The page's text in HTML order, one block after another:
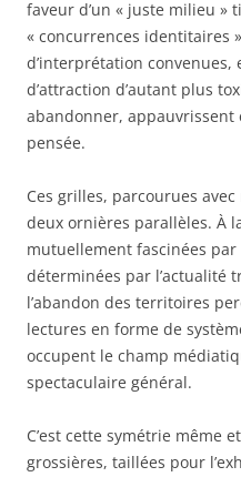
faveur d’un « juste milieu »
« concurrences identitaires
d’interprétation convenues,
d’attraction d’autant plus
abandonner,
pensée.
Ces grilles, parcourues
deux ornières parallèles. À
mutuellement fascinées
déterminées par l’actualité
l’abandon des territoires
lectures en forme de
occupent le champ
spectaculaire général.
C’est cette symétrie même
grossières, taillées pour